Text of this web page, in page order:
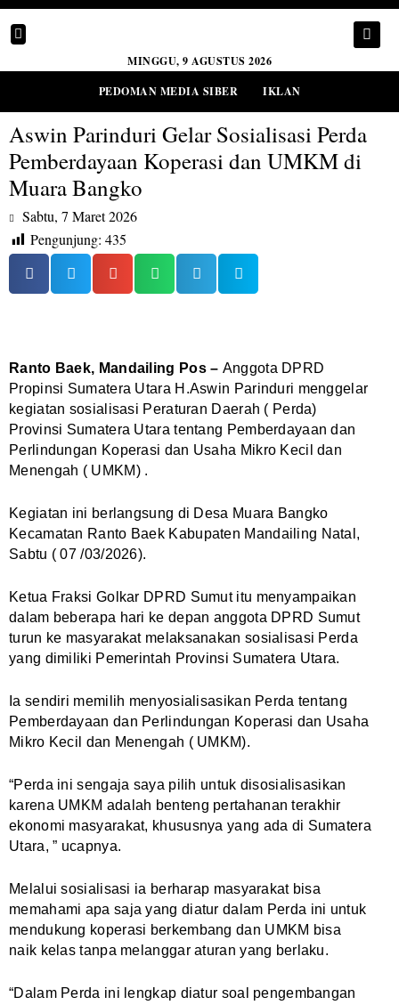
MINGGU, 9 AGUSTUS 2026
PEDOMAN MEDIA SIBER
IKLAN
Aswin Parinduri Gelar Sosialisasi Perda
Pemberdayaan Koperasi dan UMKM di
Muara Bangko
Sabtu, 7 Maret 2026
Pengunjung: 435
Ranto Baek, Mandailing Pos – Anggota DPRD
Propinsi Sumatera Utara H.Aswin Parinduri menggelar
kegiatan sosialisasi Peraturan Daerah ( Perda)
Provinsi Sumatera Utara tentang Pemberdayaan dan
Perlindungan Koperasi dan Usaha Mikro Kecil dan
Menengah ( UMKM) .
Kegiatan ini berlangsung di Desa Muara Bangko
Kecamatan Ranto Baek Kabupaten Mandailing Natal,
Sabtu ( 07 /03/2026).
Ketua Fraksi Golkar DPRD Sumut itu menyampaikan
dalam beberapa hari ke depan anggota DPRD Sumut
turun ke masyarakat melaksanakan sosialisasi Perda
yang dimiliki Pemerintah Provinsi Sumatera Utara.
Ia sendiri memilih menyosialisasikan Perda tentang
Pemberdayaan dan Perlindungan Koperasi dan Usaha
Mikro Kecil dan Menengah ( UMKM).
“Perda ini sengaja saya pilih untuk disosialisasikan
karena UMKM adalah benteng pertahanan terakhir
ekonomi masyarakat, khususnya yang ada di Sumatera
Utara, ” ucapnya.
Melalui sosialisasi ia berharap masyarakat bisa
memahami apa saja yang diatur dalam Perda ini untuk
mendukung koperasi berkembang dan UMKM bisa
naik kelas tanpa melanggar aturan yang berlaku.
“Dalam Perda ini lengkap diatur soal pengembangan